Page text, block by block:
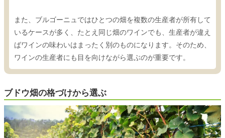
また、ブルゴーニュではひとつの畑を複数の生産者が所有して
いるケースが多く、たとえ同じ畑のワインでも、生産者が違え
ばワインの味わいはまったく別のものになります。そのため、
ワインの生産者にも目を向けながら選ぶのが重要です。
ブドウ畑の格づけから選ぶ